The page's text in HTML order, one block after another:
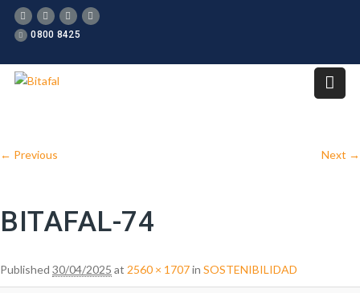
0800 8425
Image navigation
← Previous Next →
BITAFAL-74
Published 30/04/2025 at 2560 × 1707in SOSTENIBILIDAD